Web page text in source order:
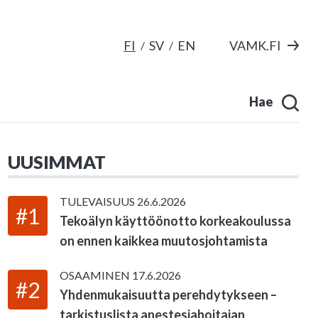
FI SV EN VAMK.FI
Hae
UUSIMMAT
#1
TULEVAISUUS 26.6.2026
Tekoälyn käyttöönotto korkeakoulussa
on ennen kaikkea muutosjohtamista
#2
OSAAMINEN 17.6.2026
Yhdenmukaisuutta perehdytykseen –
tarkistuslista anestesiahoitajan